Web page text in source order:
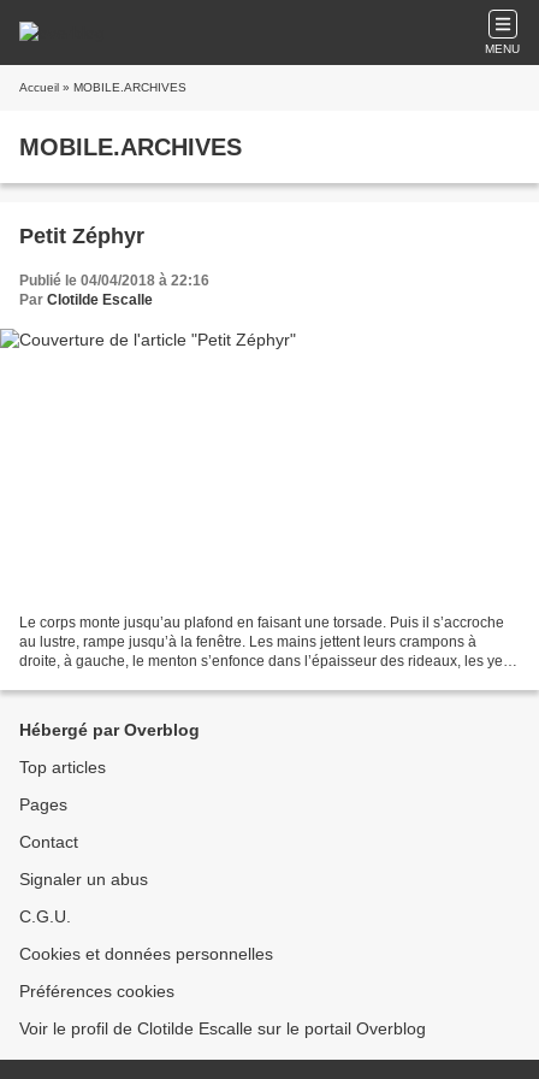
MENU
Accueil » MOBILE.ARCHIVES
MOBILE.ARCHIVES
Petit Zéphyr
Publié le 04/04/2018 à 22:16
Par Clotilde Escalle
Le corps monte jusqu’au plafond en faisant une torsade. Puis il s’accroche
au lustre, rampe jusqu’à la fenêtre. Les mains jettent leurs crampons à
droite, à gauche, le menton s’enfonce dans l’épaisseur des rideaux, les yeux
Hébergé par Overblog
Top articles
Pages
Contact
Signaler un abus
C.G.U.
Cookies et données personnelles
Préférences cookies
Voir le profil de Clotilde Escalle sur le portail Overblog